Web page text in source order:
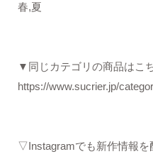
春,夏
▼同じカテゴリの商品はこ
https://www.sucrier.jp/
▽Instagramでも新作情報を